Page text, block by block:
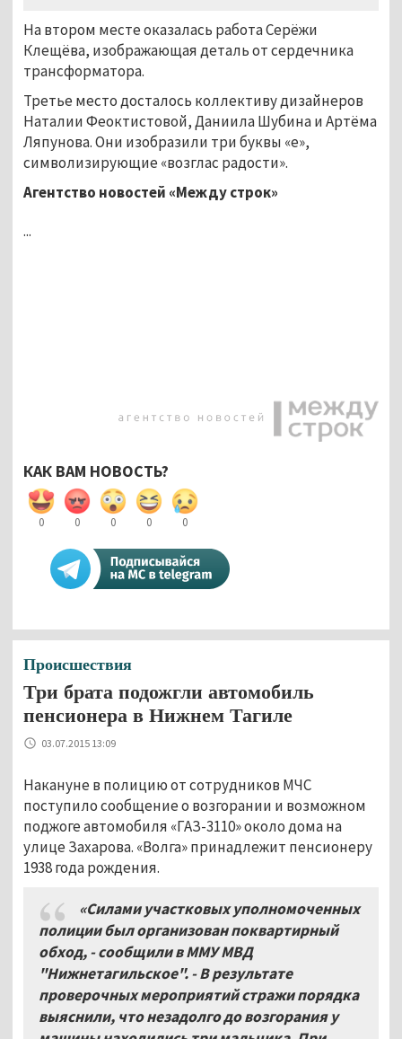
На втором месте оказалась работа Серёжи
Клещёва, изображающая деталь от сердечника
трансформатора.
Третье место досталось коллективу дизайнеров
Наталии Феоктистовой, Даниила Шубина и Артёма
Ляпунова. Они изобразили три буквы «е»,
символизирующие «возглас радости».
Агентство новостей «Между строк»
...
КАК ВАМ НОВОСТЬ?
0 0 0 0 0
Происшествия
Три брата подожгли автомобиль
пенсионера в Нижнем Тагиле
03.07.2015 13:09
Накануне в полицию от сотрудников МЧС
поступило сообщение о возгорании и возможном
поджоге автомобиля «ГАЗ-3110» около дома на
улице Захарова. «Волга» принадлежит пенсионеру
1938 года рождения.
«Силами участковых уполномоченных
полиции был организован поквартирный
обход, -сообщили в ММУ МВД
"Нижнетагильское". -В результате
проверочных мероприятий стражи порядка
выяснили, что незадолго до возгорания у